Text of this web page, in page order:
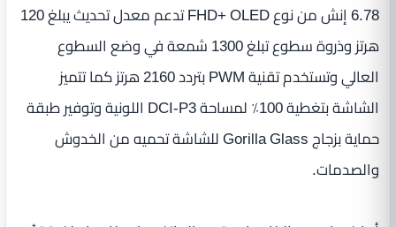
6.78 إنش من نوع FHD+ OLED تدعم معدل تحديث يبلغ 120
هرتز وذروة سطوع تبلغ 1300 شمعة في وضع السطوع
العالي وتستخدم تقنية PWM بتردد 2160 هرتز كما تتميز
الشاشة بتغطية 100٪ لمساحة DCI-P3 اللونية وتوفير طبقة
حماية بزجاج Gorilla Glass للشاشة تحميه من الخدوش
والصدمات.